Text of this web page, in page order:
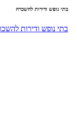
בתי נופש ודירות להשכרה